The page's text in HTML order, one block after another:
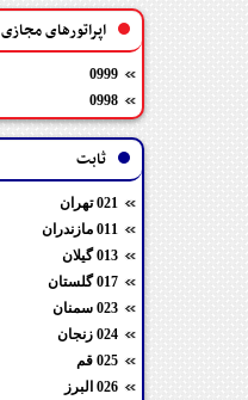
اپراتورهای مجازی
0999
0998
ثابت
021 تهران
011 مازندران
013 گیلان
017 گلستان
023 سمنان
024 زنجان
025 قم
026 البرز